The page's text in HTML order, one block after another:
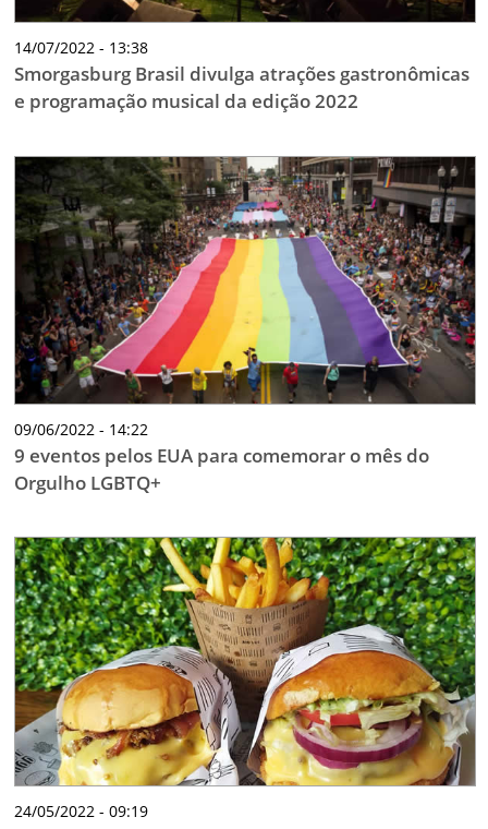
14/07/2022 - 13:38
Smorgasburg Brasil divulga atrações gastronômicas
e programação musical da edição 2022
09/06/2022 - 14:22
9 eventos pelos EUA para comemorar o mês do
Orgulho LGBTQ+
24/05/2022 - 09:19